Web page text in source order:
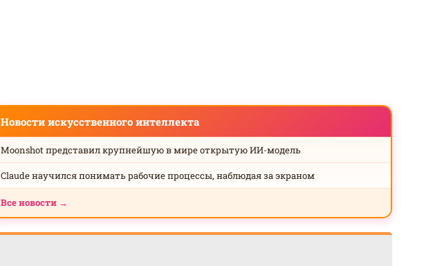
Новости искусственного интеллекта
Moonshot представил крупнейшую в мире открытую ИИ-модель
Claude научился понимать рабочие процессы, наблюдая за экраном
Все новости →